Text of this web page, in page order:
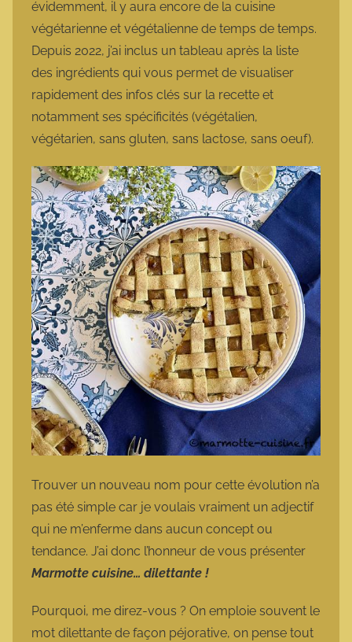
évidemment, il y aura encore de la cuisine
végétarienne et végétalienne de temps de temps.
Depuis 2022, j’ai inclus un tableau après la liste
des ingrédients qui vous permet de visualiser
rapidement des infos clés sur la recette et
notamment ses spécificités (végétalien,
végétarien, sans gluten, sans lactose, sans oeuf).
Trouver un nouveau nom pour cette évolution n’a
pas été simple car je voulais vraiment un adjectif
qui ne m’enferme dans aucun concept ou
tendance. J’ai donc l’honneur de vous présenter
Marmotte cuisine… dilettante !
Pourquoi, me direz-vous ? On emploie souvent le
mot dilettante de façon péjorative, on pense tout